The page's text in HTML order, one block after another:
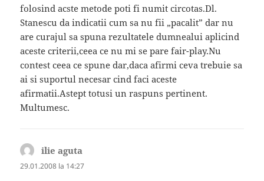
folosind acste metode poti fi numit circotas.Dl.
Stanescu da indicatii cum sa nu fii „pacalit” dar nu
are curajul sa spuna rezultatele dumnealui aplicind
aceste criterii,ceea ce nu mi se pare fair-play.Nu
contest ceea ce spune dar,daca afirmi ceva trebuie sa
ai si suportul necesar cind faci aceste
afirmatii.Astept totusi un raspuns pertinent.
Multumesc.
ilie aguta
29.01.2008 la 14:27